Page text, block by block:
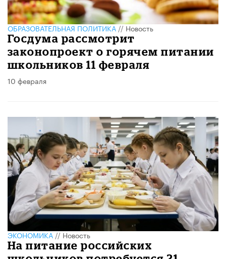
ОБРАЗОВАТЕЛЬНАЯ ПОЛИТИКА//Новость
Госдума рассмотрит
законопроект о горячем питании
школьников 11 февраля
10 февраля
ЭКОНОМИКА//Новость
На питание российских